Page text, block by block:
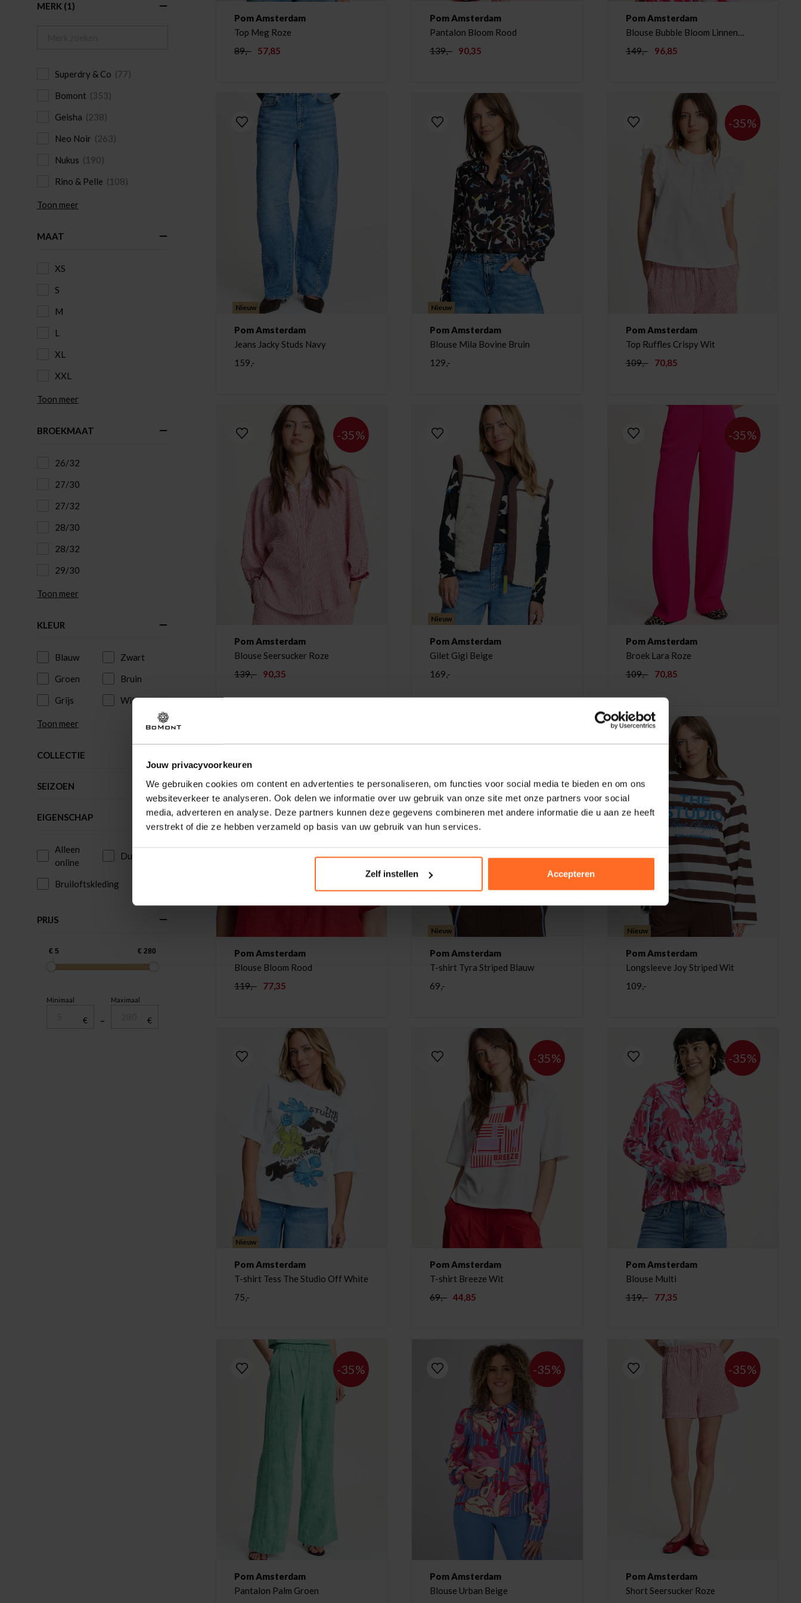
Jouw privacyvoorkeuren
We gebruiken cookies om content en advertenties te personaliseren, om functies voor social media te bieden en om ons
websiteverkeer te analyseren. Ook delen we informatie over uw gebruik van onze site met onze partners voor social
media, adverteren en analyse. Deze partners kunnen deze gegevens combineren met andere informatie die u aan ze heeft
verstrekt of die ze hebben verzameld op basis van uw gebruik van hun services.
Zelf instellen Accepteren
MERK (1)
Superdry & Co (77)
Bomont (353)
Geisha (238)
Neo Noir (263)
Nukus (190)
Rino & Pelle (108)
Toon meer
MAAT
XS
S
M
L
XL
XXL
Toon meer
BROEKMAAT
26/32
27/30
27/32
28/30
28/32
29/30
Toon meer
KLEUR
Blauw
Zwart
Groen
Bruin
Grijs
Wit
Toon meer
COLLECTIE
SEIZOEN
EIGENSCHAP
Alleen
online
Duurzaam
Bruiloftskleding
PRIJS
Minimaal
€ –
Maximaal
€
Pom Amsterdam
Top Meg Roze
89,-
57,85
Pom Amsterdam
Pantalon Bloom Rood
139,-
90,35
Pom Amsterdam
Blouse Bubble Bloom Linnen
Multi
149,- 96,85
Nieuw
Pom Amsterdam
Jeans Jacky Studs Navy
159,-
Nieuw
Pom Amsterdam
Blouse Mila Bovine Bruin
129,-
-35%
Pom Amsterdam
Top Ruffles Crispy Wit
109,-
70,85
-35%
Pom Amsterdam
Blouse Seersucker Roze
139,-
90,35
Nieuw
Pom Amsterdam
Gilet Gigi Beige
169,-
-35%
Pom Amsterdam
Broek Lara Roze
109,-
70,85
-35%
Pom Amsterdam
Blouse Bloom Rood
119,-
77,35
Nieuw
Pom Amsterdam
T-shirt Tyra Striped Blauw
69,-
Nieuw
Pom Amsterdam
Longsleeve Joy Striped Wit
109,-
Nieuw
Pom Amsterdam
T-shirt Tess The Studio Off White
75,-
-35%
Pom Amsterdam
T-shirt Breeze Wit
69,-
44,85
-35%
Pom Amsterdam
Blouse Multi
119,-
77,35
-35%
Pom Amsterdam
Pantalon Palm Groen
-35%
Pom Amsterdam
Blouse Urban Beige
-35%
Pom Amsterdam
Short Seersucker Roze